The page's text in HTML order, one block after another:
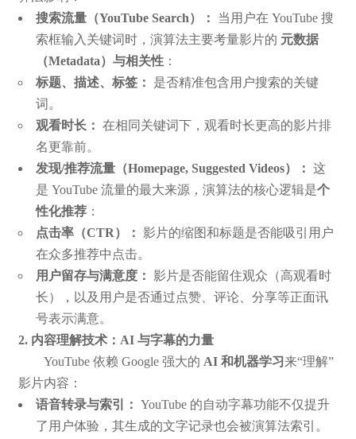
搜索流量（YouTube Search）：
当用户在 YouTube 搜
索框输入关键词时，演算法主要考量影片的 元数据
（Metadata） 与相关性：
标题、描述、标签：
是否精准包含用户搜索的关键
词。
观看时长： 在相同关键词下，观看时长更高的影片排
名更靠前。
发现/推荐流量（Homepage, Suggested Videos）： 这
是 YouTube 流量的最大来源，演算法的核心逻辑是个
性化推荐：
点击率（CTR）： 影片的缩图和标题是否能吸引用户
在众多推荐中点击。
用户留存与满意度： 影片是否能留住观众（高观看时
长），以及用户是否通过点赞、评论、分享等正面讯
号表示满意。
2. 内容理解技术：AI 与字幕的力量
YouTube 依赖 Google 强大的 AI 和机器学习来“理解”
影片内容：
语音转录与索引： YouTube 的自动字幕功能不仅提升
了用户体验，其生成的文字记录也会被演算法索引。